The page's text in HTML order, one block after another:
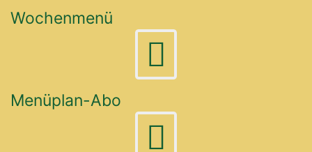
Wochenmenü
Menüplan-Abo